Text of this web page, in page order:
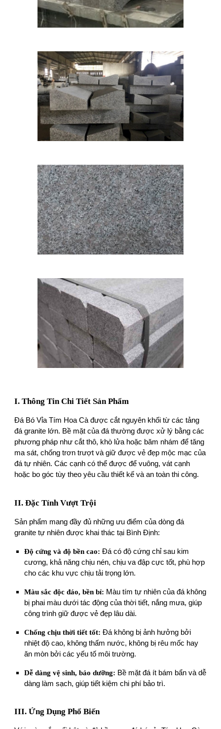
I. Thông Tin Chi Tiết Sản Phẩm
Đá Bó Vỉa Tím Hoa Cà được cắt nguyên khối từ các tảng
đá granite lớn. Bề mặt của đá thường được xử lý bằng các
phương pháp như cắt thô, khò lửa hoặc băm nhám để tăng
ma sát, chống trơn trượt và giữ được vẻ đẹp mộc mạc của
đá tự nhiên. Các cạnh có thể được để vuông, vát cạnh
hoặc bo góc tùy theo yêu cầu thiết kế và an toàn thi công.
II. Đặc Tính Vượt Trội
Sản phẩm mang đầy đủ những ưu điểm của dòng đá
granite tự nhiên được khai thác tại Bình Định:
Độ cứng và độ bền cao: Đá có độ cứng chỉ sau kim
cương, khả năng chịu nén, chịu va đập cực tốt, phù hợp
cho các khu vực chịu tải trọng lớn.
Màu sắc độc đáo, bền bỉ: Màu tím tự nhiên của đá không
bị phai màu dưới tác động của thời tiết, nắng mưa, giúp
công trình giữ được vẻ đẹp lâu dài.
Chống chịu thời tiết tốt: Đá không bị ảnh hưởng bởi
nhiệt độ cao, không thấm nước, không bị rêu mốc hay
ăn mòn bởi các yếu tố môi trường.
Dễ dàng vệ sinh, bảo dưỡng: Bề mặt đá ít bám bẩn và dễ
dàng làm sạch, giúp tiết kiệm chi phí bảo trì.
III. Ứng Dụng Phổ Biến